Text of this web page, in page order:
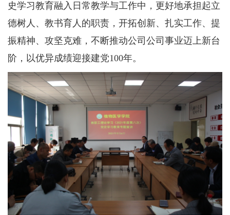
史学习教育融入日常教学与工作中，更好地承担起立
德树人、教书育人的职责，开拓创新、扎实工作、提
振精神、攻坚克难，不断推动公司公司事业迈上新台
阶，以优异成绩迎接建党100年。